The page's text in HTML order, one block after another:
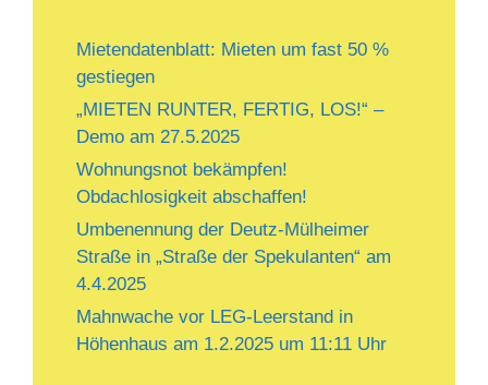
Mietendatenblatt: Mieten um fast 50 %
gestiegen
„MIETEN RUNTER, FERTIG, LOS!“ –
Demo am 27.5.2025
Wohnungsnot bekämpfen!
Obdachlosigkeit abschaffen!
Umbenennung der Deutz-Mülheimer
Straße in „Straße der Spekulanten“ am
4.4.2025
Mahnwache vor LEG-Leerstand in
Höhenhaus am 1.2.2025 um 11:11 Uhr